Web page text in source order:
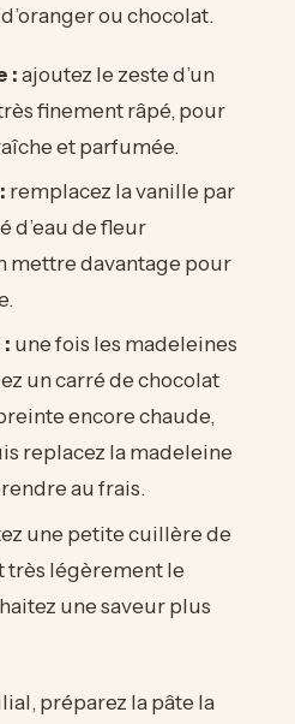
ou chocolat.
:ajoutez le zeste d’un
finement râpé, pour
et parfumée.
remplacez la vanille par
d’eau de fleur
mettre davantage pour
une fois les madeleines
un carré de chocolat
encore chaude,
replacez la madeleine
au frais.
une petite cuillère de
très légèrement le
une saveur plus
préparez la pâte la